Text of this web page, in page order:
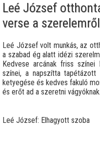
Leé József
verse a
Leé József volt munkás, az
a szabad ég alatt idézi
Kedvese arcának friss
színei, a napszítta tapétázott
ketyegése és kedves fakuló
és erőt ad a szeretni
Leé József: Elhagyott szoba